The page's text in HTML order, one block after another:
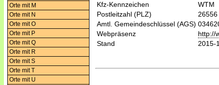
Orte mit M
Orte mit N
Orte mit O
Orte mit P
Orte mit Q
Orte mit R
Orte mit S
Orte mit T
Orte mit U
Kfz-Kennzeichen
WTM
Postleitzahl (PLZ)
26556
Amtl. Gemeindeschlüssel (AGS)
Webpräsenz
http://
Stand
2015-